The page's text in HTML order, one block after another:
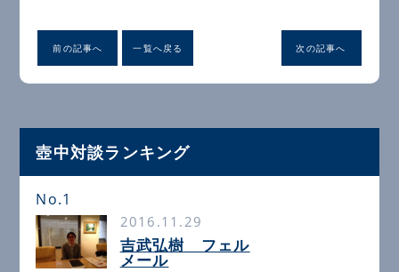
前の記事へ 一覧へ戻る 次の記事へ
壺中対談ランキング
No.1
2016.11.29
吉武弘樹 フェル
メール